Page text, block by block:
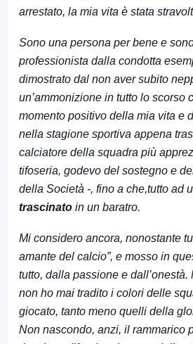
arrestato, la mia vita è stata
Sono una persona per bene e
professionista dalla condotta
dimostrato dal non aver subito
un’ammonizione in tutto lo scorso
momento positivo della mia vita e
nella stagione sportiva appena
calciatore della squadra più
tifoseria, godevo del sostegno e
della Società -, fino a che,tutto ad
trascinato in un baratro.
Mi considero ancora, nonostante
amante del calcio”, e mosso in
tutto, dalla passione e dall’onestà.
non ho mai tradito i colori delle
giocato, tanto meno quelli della
Non nascondo, anzi, il rammarico